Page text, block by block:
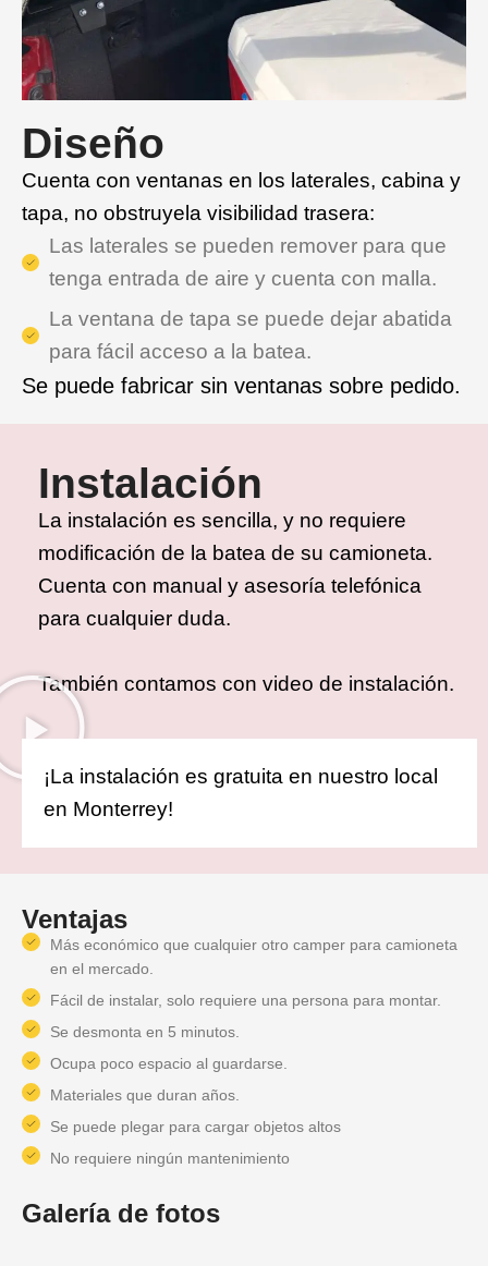
Diseño
Cuenta con ventanas en los laterales, cabina y
tapa, no obstruyela visibilidad trasera:
Las laterales se pueden remover para que
tenga entrada de aire y cuenta con malla.
La ventana de tapa se puede dejar abatida
para fácil acceso a la batea.
Se puede fabricar sin ventanas sobre pedido.
Instalación
La instalación es sencilla, y no requiere
modificación de la batea de su camioneta.
Cuenta con manual y asesoría telefónica
para cualquier duda.
También contamos con video de instalación.
¡La instalación es gratuita en nuestro local
en Monterrey!
Ventajas
Más económico que cualquier otro camper para camioneta
en el mercado.
Fácil de instalar, solo requiere una persona para montar.
Se desmonta en 5 minutos.
Ocupa poco espacio al guardarse.
Materiales que duran años.
Se puede plegar para cargar objetos altos
No requiere ningún mantenimiento
Galería de fotos